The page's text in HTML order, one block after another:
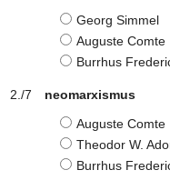
Georg Simmel
Auguste Comte
Burrhus
neomarxismus
Auguste Comte
Theodor W.
Burrhus